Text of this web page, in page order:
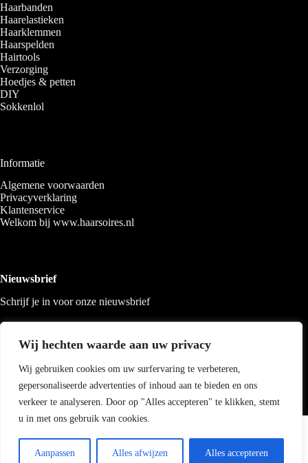
Wij hechten waarde aan uw privacy
Wij gebruiken cookies om uw surfervaring te verbeteren,
gepersonaliseerde advertenties of inhoud aan te bieden en ons
verkeer te analyseren. Door op "Alles accepteren" te klikken, stemt
u in met ons gebruik van cookies.
Aanpassen Alles afwijzen Alles accepteren
Haarbanden
Haarelastieken
Haarklemmen
Haarspelden
Hairtools
Verzorging
Hoedjes & petten
DIY
Sokkenlol
Informatie
Algemene voorwaarden
Privacyverklaring
Klantenservice
Welkom bij www.haarsoires.nl
Nieuwsbrief
Schrijf je in voor onze nieuwsbrief
Copyright 2026 Haarsoires